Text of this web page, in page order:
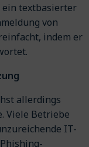
ein textbasierter
von
indem er
allerdings
Viele Betriebe
IT-